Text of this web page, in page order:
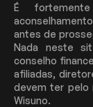
É
antes de
Nada neste
conselho
afiliadas,
devem ter pelo
Wisuno.